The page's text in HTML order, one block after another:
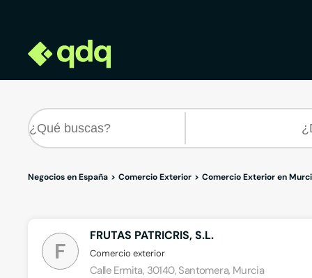
Negocios en España Comercio Exterior Comercio Exterior en
F
FRUTAS PATRICRIS, S.L.
Comercio exterior
Calle Ermita, 30140, Santomera, Murcia